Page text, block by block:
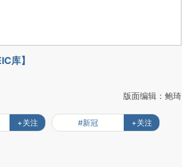
库】
版面编辑：鲍琦
+关注 #新冠 +关注